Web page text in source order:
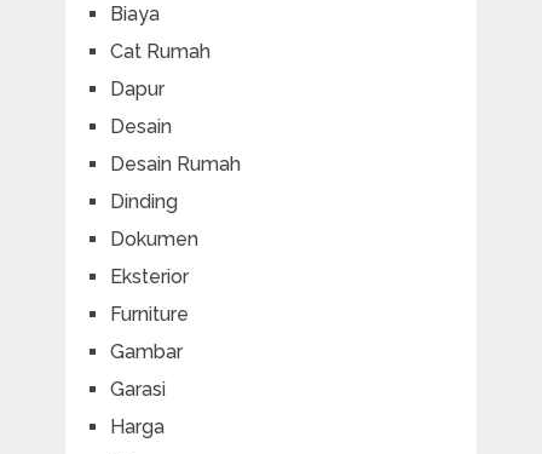
Biaya
Cat Rumah
Dapur
Desain
Desain Rumah
Dinding
Dokumen
Eksterior
Furniture
Gambar
Garasi
Harga